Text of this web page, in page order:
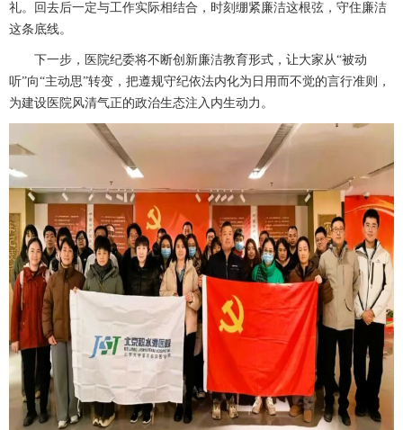
礼。回去后一定与工作实际相结合，时刻绷紧廉洁这根弦，守住廉洁
这条底线。
下一步，医院纪委将不断创新廉洁教育形式，让大家从“被动
听”向“主动思”转变，把遵规守纪依法内化为日用而不觉的言行准则，
为建设医院风清气正的政治生态注入内生动力。